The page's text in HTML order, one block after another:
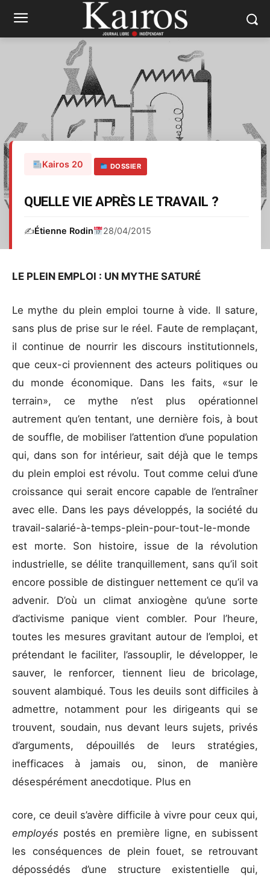
Kairos 20 DOSSIER
QUELLE VIE APRÈS LE TRAVAIL ?
✍️Étienne Rodin 28/04/2015
LE PLEIN EMPLOI : UN MYTHE SATURÉ
Le mythe du plein emploi tourne à vide. Il sature,
sans plus de prise sur le réel. Faute de remplaçant,
il continue de nourrir les discours institutionnels,
que ceux-ci proviennent des acteurs politiques ou
du monde économique. Dans les faits, «sur le
terrain», ce mythe n’est plus opérationnel
autrement qu’en tentant, une dernière fois, à bout
de souffle, de mobiliser l’attention d’une population
qui, dans son for intérieur, sait déjà que le temps
du plein emploi est révolu. Tout comme celui d’une
croissance qui serait encore capable de l’entraîner
avec elle. Dans les pays développés, la société du
travail-salarié-à-temps-plein-pour-tout-le-monde
est morte. Son histoire, issue de la révolution
industrielle, se délite tranquillement, sans qu’il soit
encore possible de distinguer nettement ce qu’il va
advenir. D’où un climat anxiogène qu’une sorte
d’activisme panique vient combler. Pour l’heure,
toutes les mesures gravitant autour de l’emploi, et
prétendant le faciliter, l’assouplir, le développer, le
sauver, le renforcer, tiennent lieu de bricolage,
souvent alambiqué. Tous les deuils sont difficiles à
admettre, notamment pour les dirigeants qui se
trouvent, soudain, nus devant leurs sujets, privés
d’arguments, dépouillés de leurs stratégies,
inefficaces à jamais ou, sinon, de manière
désespérément anecdotique. Plus en
core, ce deuil s’avère difficile à vivre pour ceux qui,
employés postés en première ligne, en subissent
les conséquences de plein fouet, se retrouvant
dépossédés d’une structure existentielle qui,